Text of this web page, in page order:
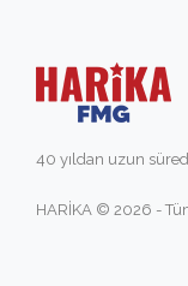
40 yıldan uzun
HARİKA © 2026 -